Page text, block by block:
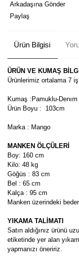
Arkadaşına Gönder
Paylaş
Ürün Bilgisi
ÜRÜN VE KUMAŞ
Ürünlerimiz ortalama 7
Kumaş :Pamuklu-Denım
Ürün Boyu : 103cm
Marka : Mango
MANKEN ÖLÇÜLERİ
Boy: 160 cm
Kilo: 48 kg
Göğüs : 83 cm
Bel : 65 cm
Kalça : 95 cm
Manken üzerindeki
YIKAMA TALİMATI
Satın aldığınız ürünü
etiketinde yer alan
yapmanızı öneririz.